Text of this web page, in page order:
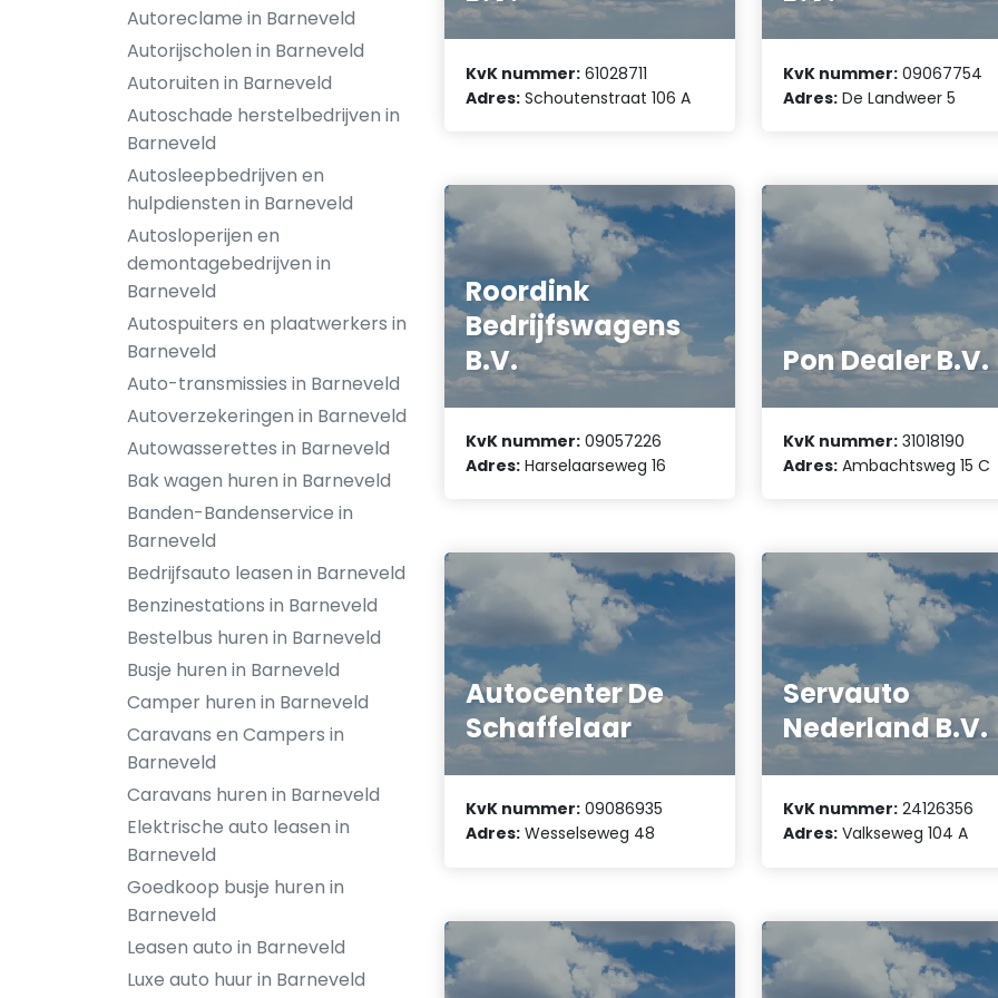
Autoreclame in Barneveld
Autorijscholen in Barneveld
Autoruiten in Barneveld
Autoschade herstelbedrijven in
Barneveld
Autosleepbedrijven en
hulpdiensten in Barneveld
Autosloperijen en
demontagebedrijven in
Barneveld
Autospuiters en plaatwerkers in
Barneveld
Auto-transmissies in Barneveld
Autoverzekeringen in Barneveld
Autowasserettes in Barneveld
Bak wagen huren in Barneveld
Banden-Bandenservice in
Barneveld
Bedrijfsauto leasen in Barneveld
Benzinestations in Barneveld
Bestelbus huren in Barneveld
Busje huren in Barneveld
Camper huren in Barneveld
Caravans en Campers in
Barneveld
Caravans huren in Barneveld
Elektrische auto leasen in
Barneveld
Goedkoop busje huren in
Barneveld
Leasen auto in Barneveld
Luxe auto huur in Barneveld
KvK nummer: 61028711
Adres: Schoutenstraat 106 A
KvK nummer: 09067754
Adres: De Landweer 5
Roordink
Bedrijfswagens
B.V.
KvK nummer: 09057226
Adres: Harselaarseweg 16
Pon Dealer B.V.
KvK nummer: 31018190
Adres: Ambachtsweg 15 C
Autocenter De
Schaffelaar
KvK nummer: 09086935
Adres: Wesselseweg 48
Servauto
Nederland B.V.
KvK nummer: 24126356
Adres: Valkseweg 104 A